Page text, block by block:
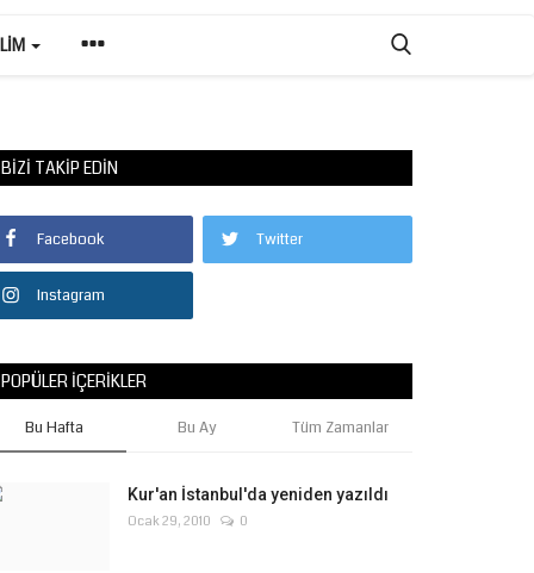
BIZI TAKIP EDIN
Facebook Twitter
Instagram
POPÜLER İÇERIKLER
Bu Hafta Bu Ay Tüm Zamanlar
Kur'an İstanbul'da yeniden yazıldı
Ocak 29, 2010 0